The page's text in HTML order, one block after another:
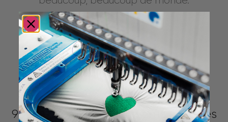
90% des emballages clients sont des